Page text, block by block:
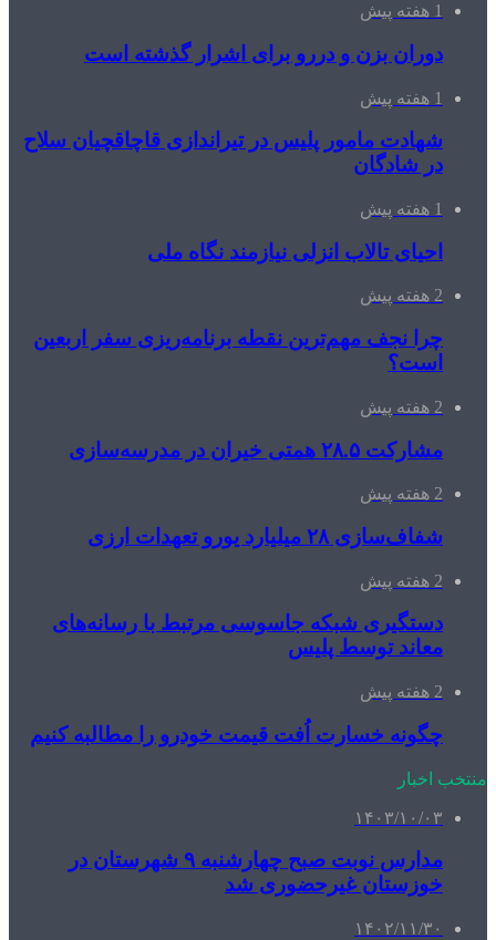
1 هفته پیش
دوران بزن و دررو برای اشرار گذشته است
1 هفته پیش
شهادت مامور پلیس در تیراندازی قاچاقچیان سلاح
در شادگان
1 هفته پیش
احیای تالاب انزلی نیازمند نگاه ملی
2 هفته پیش
چرا نجف مهم‌ترین نقطه برنامه‌ریزی سفر اربعین
است؟
2 هفته پیش
مشارکت ۲۸.۵ همتی خیران در مدرسه‌سازی
2 هفته پیش
شفاف‌سازی ۲۸ میلیارد یورو تعهدات ارزی
2 هفته پیش
دستگیری شبکه جاسوسی مرتبط با رسانه‌های
معاند توسط پلیس
2 هفته پیش
چگونه خسارت اُفت قیمت خودرو را مطالبه کنیم
منتخب اخبار
۱۴۰۳/۱۰/۰۳
مدارس نوبت صبح چهارشنبه ۹ شهرستان در
خوزستان غیرحضوری شد
۱۴۰۲/۱۱/۳۰